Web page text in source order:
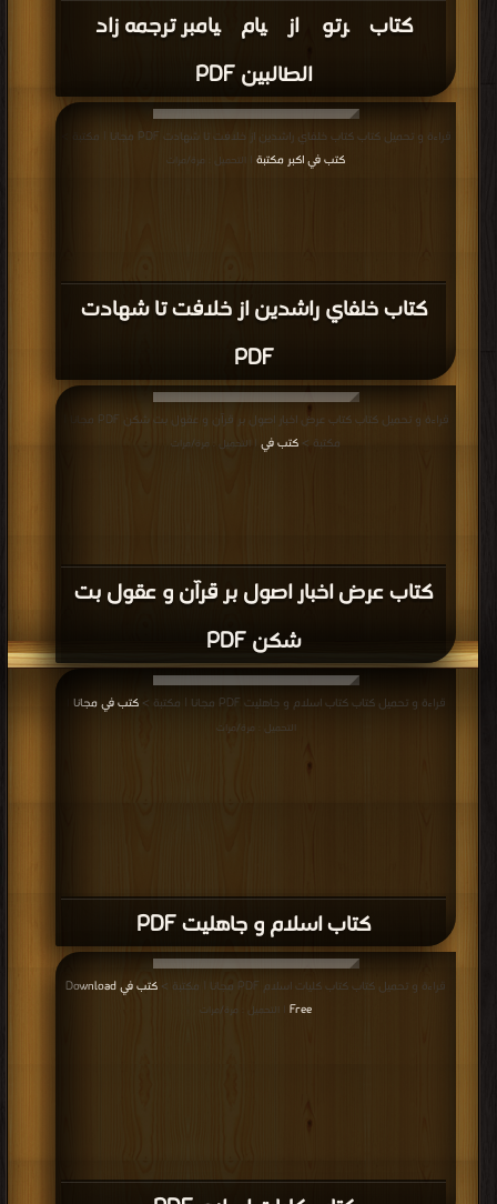
كتاب پرتوی از پيام پيامبر ترجمه زاد
الطالبين PDF
كتاب خلفاي راشدین از خلافت تا شهادت
PDF
قراءة و تحميل كتاب كتاب خلفاي راشدین از خلافت تا شهادت PDF مجانا | مكتبة >
كتب في اكبر مكتبة
| التحميل : مرة/مرات
كتاب عرض اخبار اصول بر قرآن و عقول بت
شکن PDF
قراءة و تحميل كتاب كتاب عرض اخبار اصول بر قرآن و عقول بت شکن PDF مجانا |
مكتبة > كتب في | التحميل : مرة/مرات
كتاب اسلام و جاهلیت PDF
قراءة و تحميل كتاب كتاب اسلام و جاهلیت PDF مجانا | مكتبة > كتب في مجانا
التحميل : مرة/مرات
قراءة و تحميل كتاب كتاب کلیات اسلام PDF مجانا | مكتبة >
كتب في Download
Free
| التحميل : مرة/مرات